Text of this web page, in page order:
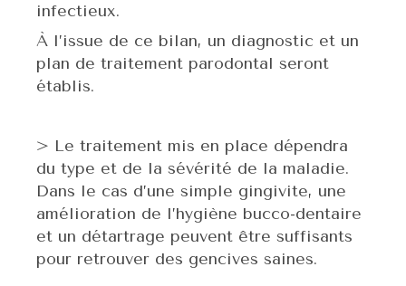
infectieux.
À l’issue de ce bilan, un diagnostic et un
plan de traitement parodontal seront
établis.
> Le traitement mis en place dépendra
du type et de la sévérité de la maladie.
Dans le cas d’une simple gingivite, une
amélioration de l’hygiène bucco-dentaire
et un détartrage peuvent être suffisants
pour retrouver des gencives saines.